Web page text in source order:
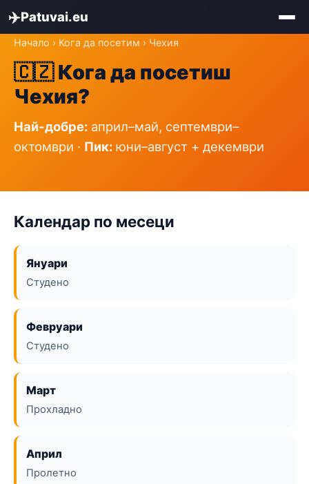
✈️Patuvai.eu
Начало › Кога да посетим › Чехия
🇨🇿 Кога да посетиш
Чехия?
Най-добре: април–май, септември–
октомври · Пик: юни–август + декември
Календар по месеци
Януари
Студено
Февруари
Студено
Март
Прохладно
Април
Пролетно